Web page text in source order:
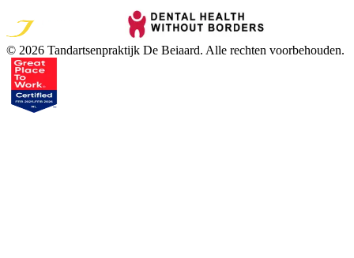
© 2026 Tandartsenpraktijk De Beiaard. Alle rechten voorbehouden.